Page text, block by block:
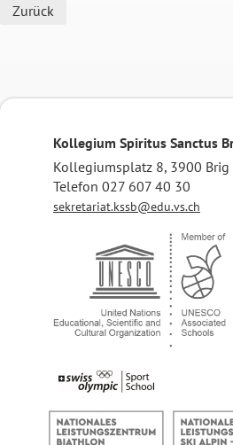
Zurück
Kollegium Spiritus Sanctus
Kollegiumsplatz 8, 3900 Brig
Telefon 027 607 40 30
sekretariat.kssb@edu.vs.ch